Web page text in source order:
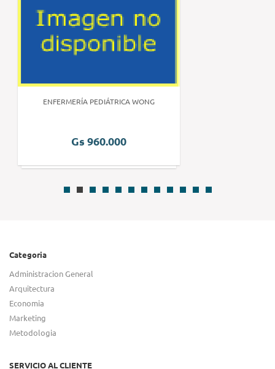
ENFERMERÍA PEDIÁTRICA WONG
Gs 960.000
Categoria
Administracion General
Arquitectura
Economia
Marketing
Metodologia
SERVICIO AL CLIENTE